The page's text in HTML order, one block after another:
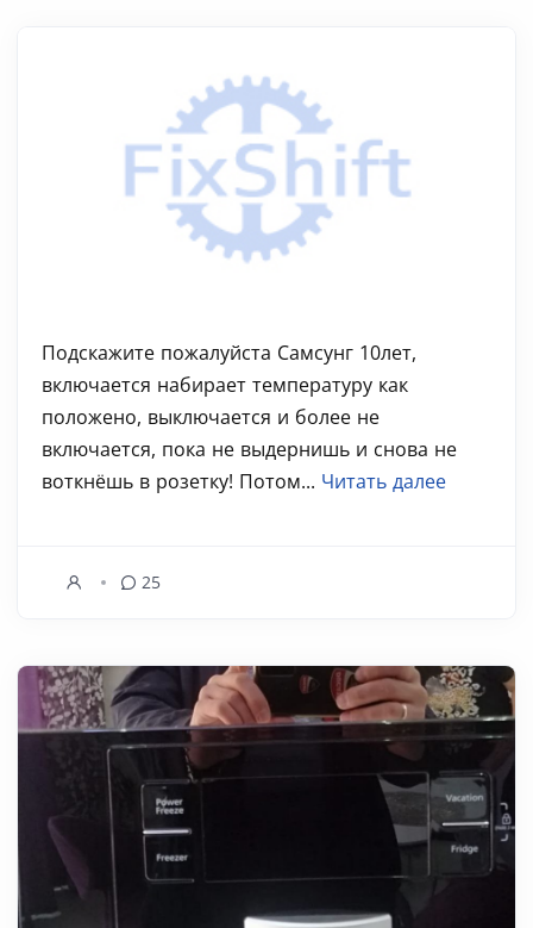
Подскажите пожалуйста Самсунг 10лет,
включается набирает температуру как
положено, выключается и более не
включается, пока не выдернишь и снова не
воткнёшь в розетку! Потом... Читать далее
25